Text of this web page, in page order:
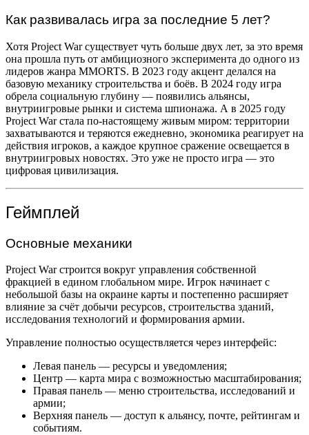
Как развивалась игра за последние 5 лет?
Хотя Project War существует чуть больше двух лет, за это время
она прошла путь от амбициозного эксперимента до одного из
лидеров жанра MMORTS. В 2023 году акцент делался на
базовую механику строительства и боёв. В 2024 году игра
обрела социальную глубину — появились альянсы,
внутриигровые рынки и система шпионажа. А в 2025 году
Project War стала по-настоящему живым миром: территории
захватываются и теряются ежедневно, экономика реагирует на
действия игроков, а каждое крупное сражение освещается в
внутриигровых новостях. Это уже не просто игра — это
цифровая цивилизация.
Геймплей
Основные механики
Project War строится вокруг управления собственной
фракцией в едином глобальном мире. Игрок начинает с
небольшой базы на окраине карты и постепенно расширяет
влияние за счёт добычи ресурсов, строительства зданий,
исследования технологий и формирования армии.
Управление полностью осуществляется через интерфейс:
Левая панель — ресурсы и уведомления;
Центр — карта мира с возможностью масштабирования;
Правая панель — меню строительства, исследований и
армии;
Верхняя панель — доступ к альянсу, почте, рейтингам и
событиям.